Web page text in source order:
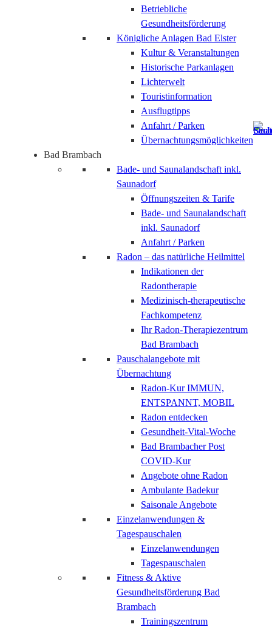
Betriebliche
Gesundheitsförderung
Königliche Anlagen Bad Elster
Kultur & Veranstaltungen
Historische Parkanlagen
Lichterwelt
Touristinformation
Ausflugtipps
Anfahrt / Parken
Übernachtungsmöglichkeiten
Bad Brambach
Bade- und Saunalandschaft inkl.
Saunadorf
Öffnungszeiten & Tarife
Bade- und Saunalandschaft
inkl. Saunadorf
Anfahrt / Parken
Radon – das natürliche Heilmittel
Indikationen der
Radontherapie
Medizinisch-therapeutische
Fachkompetenz
Ihr Radon-Therapiezentrum
Bad Brambach
Pauschalangebote mit
Übernachtung
Radon-Kur IMMUN,
ENTSPANNT, MOBIL
Radon entdecken
Gesundheit-Vital-Woche
Bad Brambacher Post
COVID-Kur
Angebote ohne Radon
Ambulante Badekur
Saisonale Angebote
Einzelanwendungen &
Tagespauschalen
Einzelanwendungen
Tagespauschalen
Fitness & Aktive
Gesundheitsförderung Bad
Brambach
Trainingszentrum